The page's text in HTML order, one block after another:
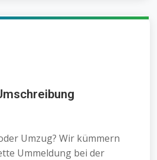
Umzug? Wir kümmern
Ummeldung bei der